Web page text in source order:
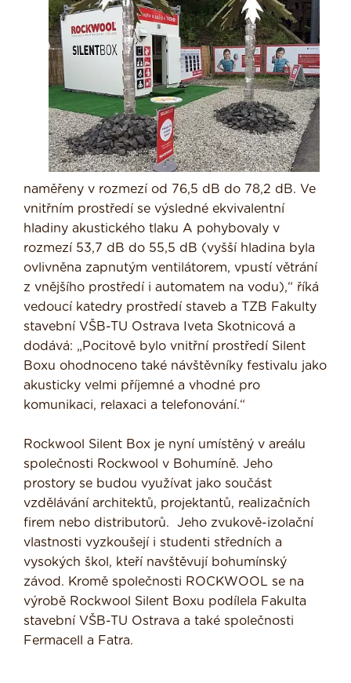
naměřeny v rozmezí od 76,5 dB do 78,2 dB. Ve
vnitřním prostředí se výsledné ekvivalentní
hladiny akustického tlaku A pohybovaly v
rozmezí 53,7 dB do 55,5 dB (vyšší hladina byla
ovlivněna zapnutým ventilátorem, vpustí větrání
z vnějšího prostředí i automatem na vodu),“ říká
vedoucí katedry prostředí staveb a TZB Fakulty
stavební VŠB-TU Ostrava Iveta Skotnicová a
dodává: „Pocitově bylo vnitřní prostředí Silent
Boxu ohodnoceno také návštěvníky festivalu jako
akusticky velmi příjemné a vhodné pro
komunikaci, relaxaci a telefonování.“
Rockwool Silent Box je nyní umístěný v areálu
společnosti Rockwool v Bohumíně. Jeho
prostory se budou využívat jako součást
vzdělávání architektů, projektantů, realizačních
firem nebo distributorů. Jeho zvukově-izolační
vlastnosti vyzkoušejí i studenti středních a
vysokých škol, kteří navštěvují bohumínský
závod. Kromě společnosti ROCKWOOL se na
výrobě Rockwool Silent Boxu podílela Fakulta
stavební VŠB-TU Ostrava a také společnosti
Fermacell a Fatra.